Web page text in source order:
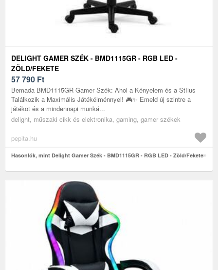
DELIGHT GAMER SZÉK - BMD1115GR - RGB LED -
ZÖLD/FEKETE
57 790 Ft
Bemada BMD1115GR Gamer Szék: Ahol a Kényelem és a Stílus
Találkozik a Maximális Játékélménnyel! 🎮✨ Emeld új szintre a
játékot és a mindennapi munká...
delight, műszaki cikk és elektronika, gaming, gamer székek
pepita.hu
Hasonlók, mint Delight Gamer Szék - BMD1115GR - RGB LED - Zöld/Fekete